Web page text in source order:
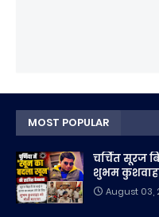
MOST POPULAR
चर्चित सूरज
शुभम
August 03,